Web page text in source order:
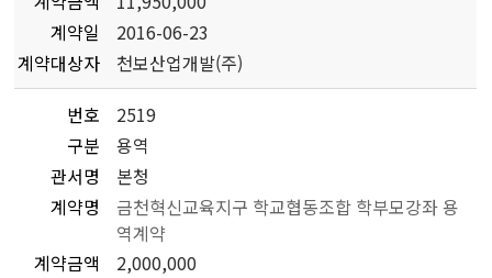
계약일
2016-06-23
계약대상자
천보산업개발(주)
번호
2519
구분
용역
관서명
본청
계약명
금천혁신교육지구 학교협동조합 학부모강좌 용
역계약
계약금액
2,000,000